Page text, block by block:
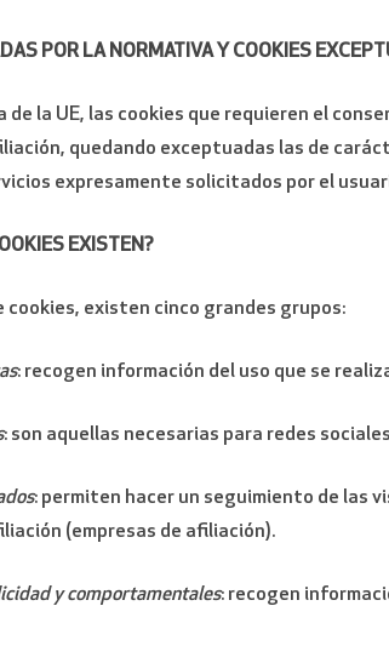
POR LA NORMATIVA Y COOKIES
de la UE, las cookies que requieren el
quedando exceptuadas las de
expresamente solicitados por el
EXISTEN?
cookies, existen cinco grandes grupos:
: recogen información del uso que se
: son aquellas necesarias para redes
: permiten hacer un seguimiento de las
(empresas de afiliación).
y comportamentales: recogen